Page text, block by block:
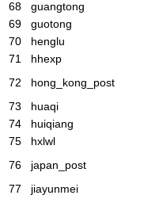
68
guangtong
69
guotong
70
henglu
71
hhexp
72
hong_kong_post
73
huaqi
74
huiqiang
75
hxlwl
76
japan_post
77
jiayunmei